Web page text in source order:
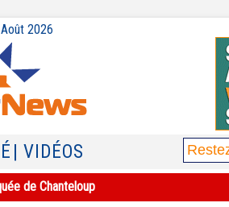
2026
| VIDÉOS
de Chanteloup